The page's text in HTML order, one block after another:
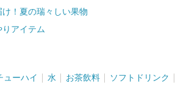
！夏の瑞々しい果物
アイテム
ューハイ 水 お茶飲料 ソフトドリンク